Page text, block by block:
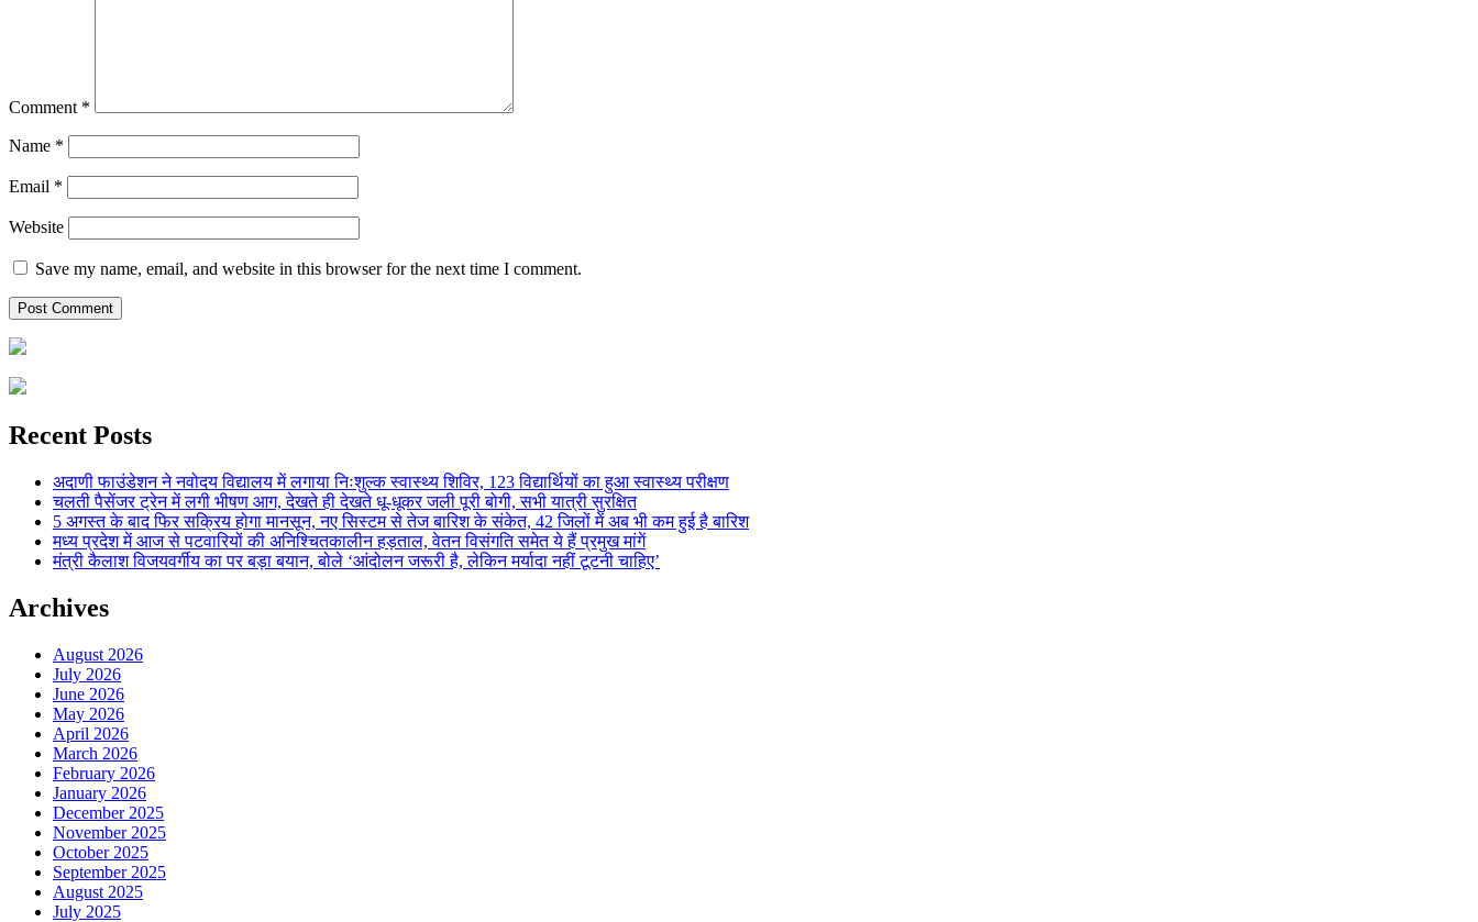
Comment *
Name *
Email *
Website
Save my name, email, and website in this browser for the next time I comment.
Recent Posts
अदाणी फाउंडेशन ने नवोदय विद्यालय में लगाया निःशुल्क स्वास्थ्य शिविर, 123 विद्यार्थियों का हुआ स्वास्थ्य परीक्षण
चलती पैसेंजर ट्रेन में लगी भीषण आग, देखते ही देखते धू-धूकर जली पूरी बोगी, सभी यात्री सुरक्षित
5 अगस्त के बाद फिर सक्रिय होगा मानसून, नए सिस्टम से तेज बारिश के संकेत, 42 जिलों में अब भी कम हुई है बारिश
मध्य प्रदेश में आज से पटवारियों की अनिश्चितकालीन हड़ताल, वेतन विसंगति समेत ये हैं प्रमुख मांगें
मंत्री कैलाश विजयवर्गीय का पर बड़ा बयान, बोले ‘आंदोलन जरूरी है, लेकिन मर्यादा नहीं टूटनी चाहिए’
Archives
August 2026
July 2026
June 2026
May 2026
April 2026
March 2026
February 2026
January 2026
December 2025
November 2025
October 2025
September 2025
August 2025
July 2025